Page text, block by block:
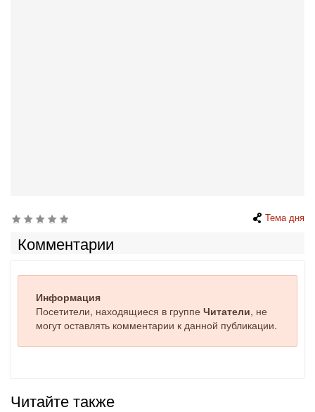
Тема дня
Комментарии
Информация
Посетители, находящиеся в группе Читатели, не
могут оставлять комментарии к данной публикации.
Читайте также